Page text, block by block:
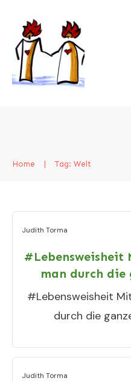
Home Tag: Welt
Judith Torma
#Lebensweisheit
man durch die
#Lebensweisheit
durch die
Judith Torma